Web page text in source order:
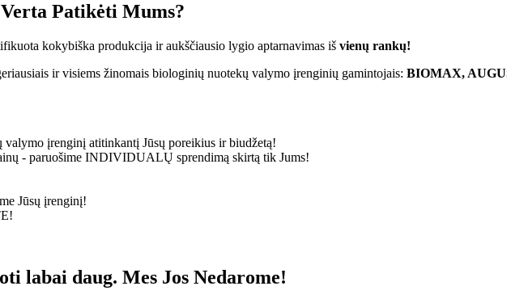
Patikėti Mums?
kokybiška produkcija ir aukščiausio lygio aptarnavimas iš vienų rankų!
ir visiems žinomais biologinių nuotekų valymo įrenginių gamintojais: BIOMAX,
įrenginį atitinkantį Jūsų poreikius ir biudžetą!
- paruošime INDIVIDUALŲ sprendimą skirtą tik Jums!
Jūsų įrenginį!
labai daug. Mes Jos Nedarome!